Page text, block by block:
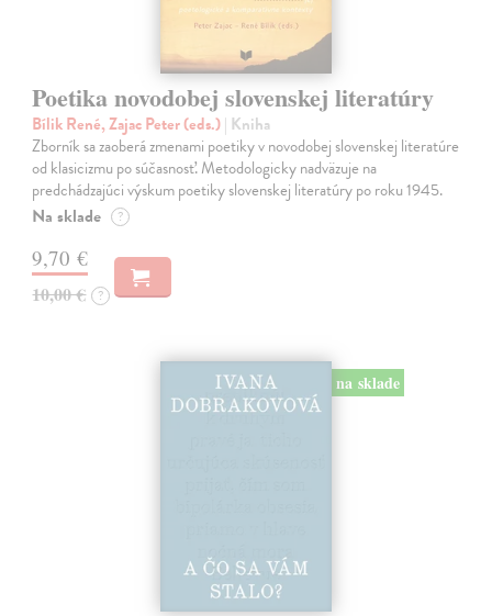
Poetika novodobej slovenskej literatúry
Bílik René, Zajac Peter (eds.)| Kniha
Zborník sa zaoberá zmenami poetiky v novodobej slovenskej literatúre
od klasicizmu po súčasnosť. Metodologicky nadväzuje na
predchádzajúci výskum poetiky slovenskej literatúry po roku 1945.
Na sklade ?
9,70 €
10,00 € ?
na sklade